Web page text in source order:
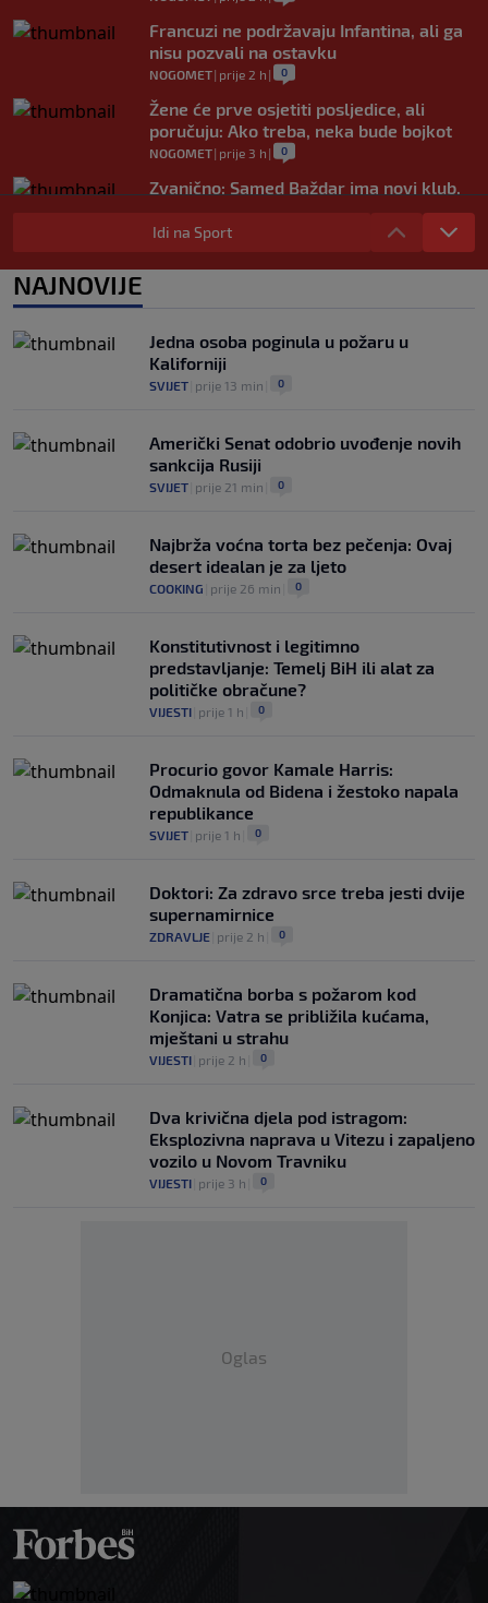
Francuzi ne podržavaju Infantina, ali ga
nisu pozvali na ostavku
NOGOMET| prije 2 h | 0
Žene će prve osjetiti posljedice, ali
poručuju: Ako treba, neka bude bojkot
NOGOMET| prije 3 h | 0
Zvanično: Samed Baždar ima novi klub,
zadužio broj sa velikom "težinom"
NOGOMET|prije 5 h
Prije nekoliko godina zaludjela je
Idi na Sport
NAJNOVIJE
Jedna osoba poginula u požaru u
Kaliforniji
SVIJET prije 13 min 0
Američki Senat odobrio uvođenje novih
sankcija Rusiji
SVIJET prije 21 min 0
Najbrža voćna torta bez pečenja: Ovaj
desert idealan je za ljeto
COOKING prije 26 min 0
Konstitutivnost i legitimno
predstavljanje: Temelj BiH ili alat za
političke obračune?
VIJESTI prije 1 h 0
Procurio govor Kamale Harris:
Odmaknula od Bidena i žestoko napala
republikance
SVIJET prije 1 h 0
Doktori: Za zdravo srce treba jesti dvije
supernamirnice
ZDRAVLJE prije 2 h 0
Dramatična borba s požarom kod
Konjica: Vatra se približila kućama,
mještani u strahu
VIJESTI prije 2 h 0
Dva krivična djela pod istragom:
Eksplozivna naprava u Vitezu i zapaljeno
vozilo u Novom Travniku
VIJESTI prije 3 h 0
Oglas